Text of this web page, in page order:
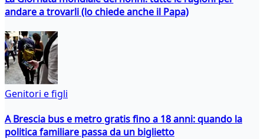
andare a trovarli (lo chiede anche il Papa)
Genitori e figli
A Brescia bus e metro gratis fino a 18 anni: quando la
politica familiare passa da un biglietto